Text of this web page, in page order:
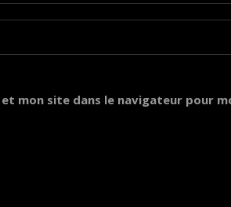
mon site dans le navigateur pour